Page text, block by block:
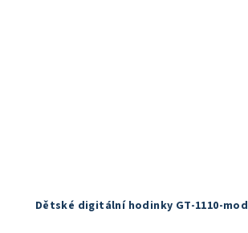
Dětské digitální hodinky GT-1110-mod